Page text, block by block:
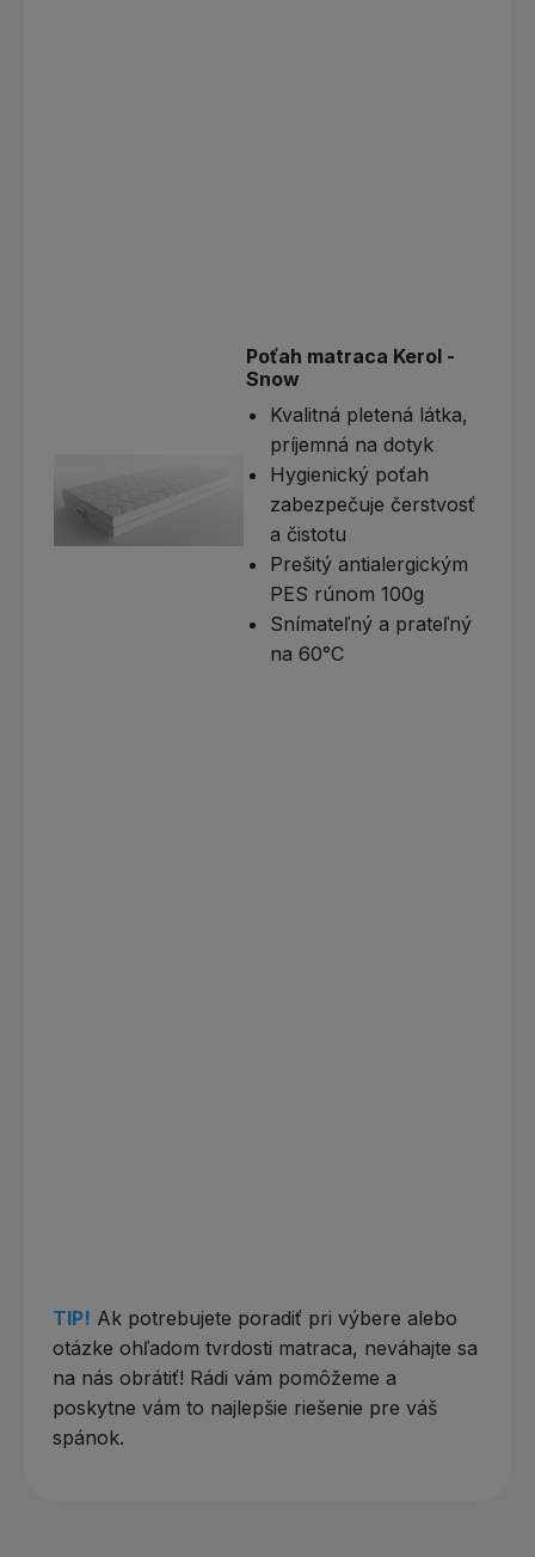
Poťah matraca Kerol -
Snow
Kvalitná pletená látka,
príjemná na dotyk
Hygienický poťah
zabezpečuje čerstvosť
a čistotu
Prešitý antialergickým
PES rúnom 100g
Snímateľný a prateľný
na 60°C
TIP! Ak potrebujete poradiť pri výbere alebo
otázke ohľadom tvrdosti matraca, neváhajte sa
na nás obrátiť! Rádi vám pomôžeme a
poskytne vám to najlepšie riešenie pre váš
spánok.